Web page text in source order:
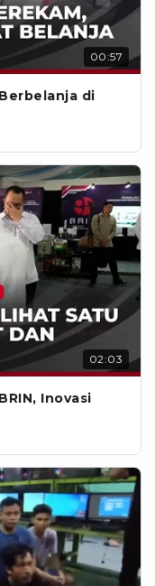
00:57
di
02:03
Inovasi